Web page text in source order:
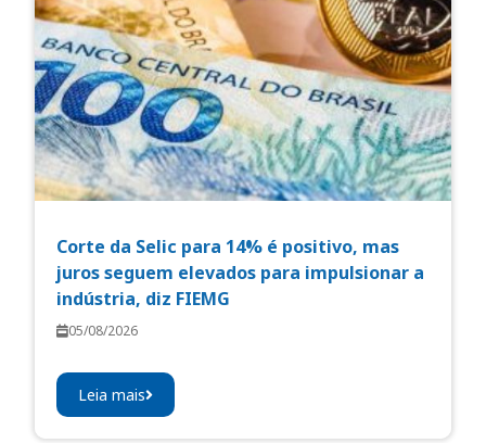
Corte da Selic para 14% é positivo, mas
juros seguem elevados para impulsionar a
indústria, diz FIEMG
05/08/2026
Leia mais